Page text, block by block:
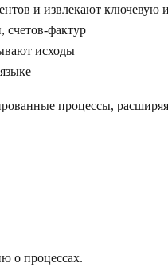
и извлекают
счетов-фактур
исходы
процессы,
о процессах.